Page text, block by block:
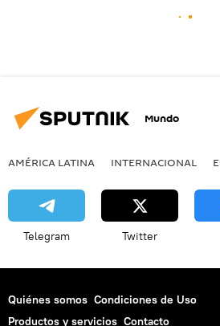
Mundo
AMÉRICA LATINA INTERNACIONAL
Telegram Twitter
Quiénes somos Condiciones de Uso
Productos y servicios Contacto